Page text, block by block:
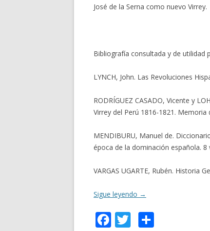
José de la Serna como nuevo Virrey.
Bibliografía consultada y de utilidad
LYNCH, John. Las Revoluciones
RODRÍGUEZ CASADO, Vicente y
Virrey del Perú 1816-1821. Memoria
MENDIBURU, Manuel de.
época de la dominación española. 8
VARGAS UGARTE, Rubén. Historia
Sigue leyendo →
F T